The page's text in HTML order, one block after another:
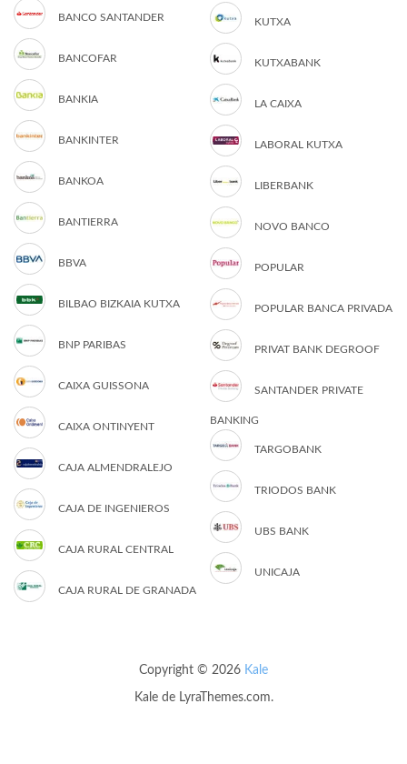
BANCO SANTANDER
BANCOFAR
BANKIA
BANKINTER
BANKOA
BANTIERRA
BBVA
BILBAO BIZKAIA KUTXA
BNP PARIBAS
CAIXA GUISSONA
CAIXA ONTINYENT
CAJA ALMENDRALEJO
CAJA DE INGENIEROS
CAJA RURAL CENTRAL
CAJA RURAL DE GRANADA
KUTXA
KUTXABANK
LA CAIXA
LABORAL KUTXA
LIBERBANK
NOVO BANCO
POPULAR
POPULAR BANCA PRIVADA
PRIVAT BANK DEGROOF
SANTANDER PRIVATE
BANKING
TARGOBANK
TRIODOS BANK
UBS BANK
UNICAJA
Copyright © 2026 Kale
Kalede LyraThemes.com.